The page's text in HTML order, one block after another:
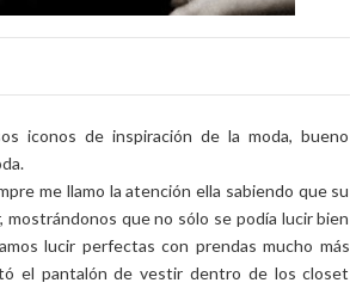
iconos de inspiración de la moda, bueno
me llamo la atención ella sabiendo que su
mostrándonos que no sólo se podía lucir bien
lucir perfectas con prendas mucho más
el pantalón de vestir dentro de los closet